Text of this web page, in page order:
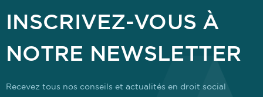
INSCRIVEZ-VOUS À
NOTRE NEWSLETTER
Recevez tous nos conseils et actualités en droit social